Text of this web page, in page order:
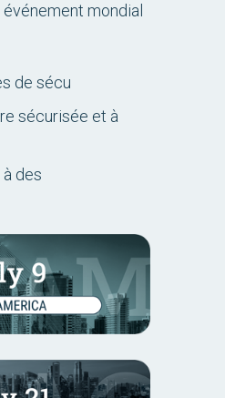
mondial
de sécu
sécurisée et à
des